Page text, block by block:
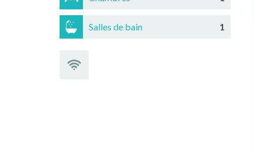
Salles de bain 1